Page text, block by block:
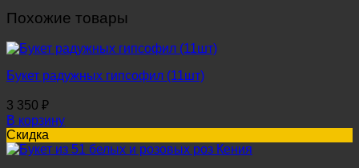
Похожие товары
Букет радужных гипсофил (11шт)
3 350 ₽
В корзину
Скидка